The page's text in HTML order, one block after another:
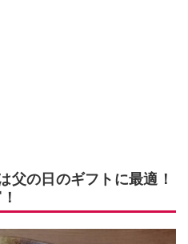
父の日のギフトに最適！